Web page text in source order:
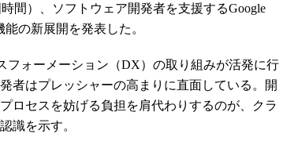
間）、ソフトウェア開発者を支援するGoogle
の新展開を発表した。
フォーメーション（DX）の取り組みが活発に行
者はプレッシャーの高まりに直面している。開
ロセスを妨げる負担を肩代わりするのが、クラ
識を示す。